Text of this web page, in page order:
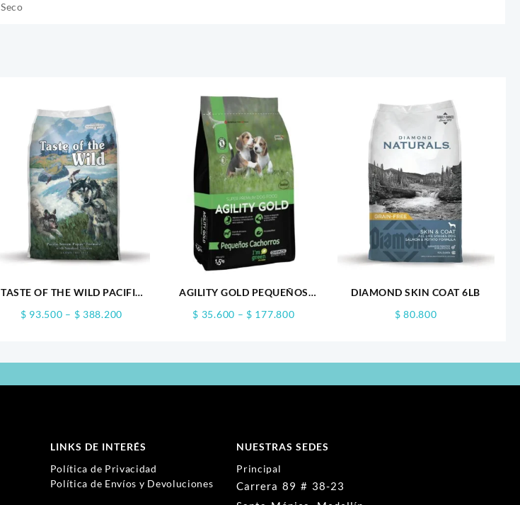
Seco
TASTE OF THE WILD PACIFIC
$ 93.500 – $ 388.200Price
AGILITY GOLD PEQUEÑOS
$ 35.600 – $ 177.800Price
DIAMOND SKIN COAT 6LB
$ 80.800
LINKS DE INTERÉS
Política de Privacidad
Política de Envíos y Devoluciones
NUESTRAS SEDES
Principal
Carrera 89 # 38-23